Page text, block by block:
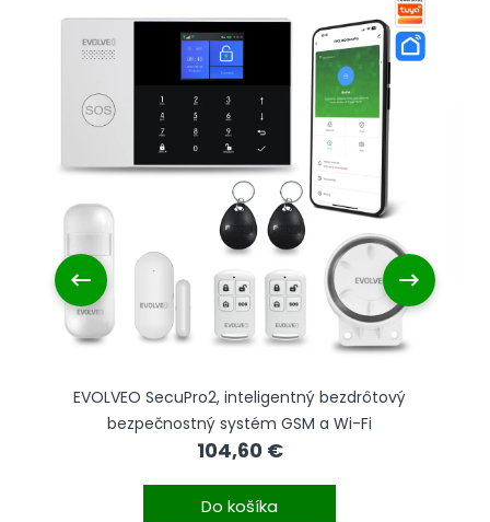
EVOLVEO SecuPro2, inteligentný bezdrôtový
bezpečnostný systém GSM a Wi-Fi
104,60 €
Do košíka